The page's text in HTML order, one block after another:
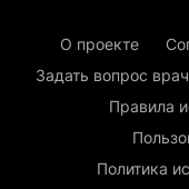
О проекте
Задать вопрос
Правила
Политика